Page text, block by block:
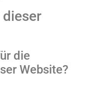
die
Website?